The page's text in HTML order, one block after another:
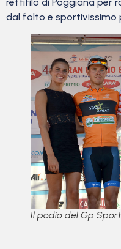
dal folto e sportivissimo
Il podio del Gp